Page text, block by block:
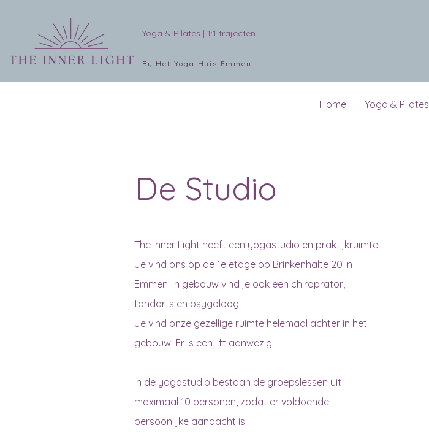
Home Yoga & Pilates
Yoga & Pilates | 1:1 trajecten
By Het Yoga Huis Emmen
De Studio
The Inner Light heeft een yogastudio en praktijkruimte.
Je vind ons op de 1e etage op Brinkenhalte 20 in
Emmen. In gebouw vind je ook een chiroprator,
tandarts en psygoloog.
Je vind onze gezellige ruimte helemaal achter in het
gebouw. Er is een lift aanwezig.
In de yogastudio bestaan de groepslessen uit
maximaal 10 personen, zodat er voldoende
persoonlijke aandacht is.